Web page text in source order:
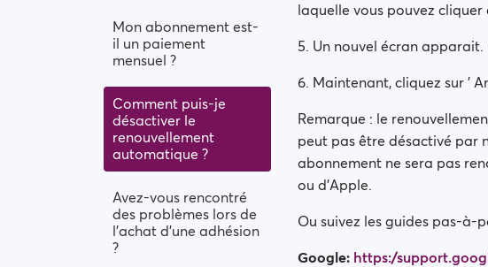
Mon abonnement est-
il un paiement
mensuel ?
Comment puis-je
désactiver le
renouvellement
automatique ?
Avez-vous rencontré
des problèmes lors de
l’achat d’une adhésion
?
laquelle vous pouvez cliquer
5. Un nouvel écran
6. Maintenant, cliquez sur '
Remarque : le
peut pas être désactivé par
abonnement ne sera pas
ou d'Apple.
Ou suivez les guides pas-à-
Google: https://